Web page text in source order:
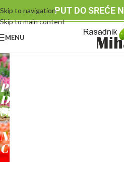
Skip to navigation
Skip to main content
PUT DO SREĆE
MENU
RASADNIK
MIHALEK
PUT
DO
SREĆE
-
NAŠE
CVEĆE